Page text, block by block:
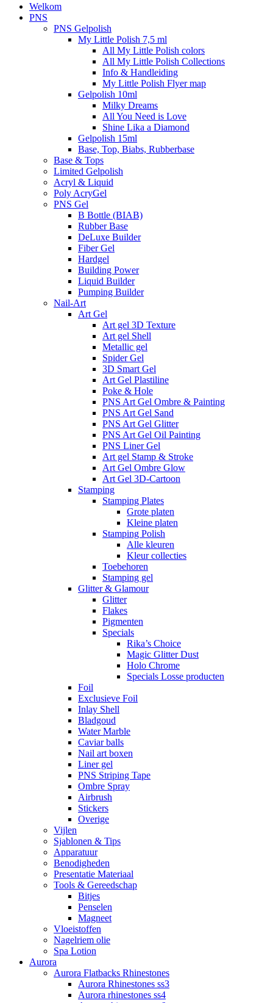
Welkom
PNS
PNS Gelpolish
My Little Polish 7,5 ml
All My Little Polish colors
All My Little Polish Collections
Info & Handleiding
My Little Polish Flyer map
Gelpolish 10ml
Milky Dreams
All You Need is Love
Shine Lika a Diamond
Gelpolish 15ml
Base, Top, Biabs, Rubberbase
Base & Tops
Limited Gelpolish
Acryl & Liquid
Poly AcryGel
PNS Gel
B Bottle (BIAB)
Rubber Base
DeLuxe Builder
Fiber Gel
Hardgel
Building Power
Liquid Builder
Pumping Builder
Nail-Art
Art Gel
Art gel 3D Texture
Art gel Shell
Metallic gel
Spider Gel
3D Smart Gel
Art Gel Plastiline
Poke & Hole
PNS Art Gel Ombre & Painting
PNS Art Gel Sand
PNS Art Gel Glitter
PNS Art Gel Oil Painting
PNS Liner Gel
Art gel Stamp & Stroke
Art Gel Ombre Glow
Art Gel 3D-Cartoon
Stamping
Stamping Plates
Grote platen
Kleine platen
Stamping Polish
Alle kleuren
Kleur collecties
Toebehoren
Stamping gel
Glitter & Glamour
Glitter
Flakes
Pigmenten
Specials
Rika’s Choice
Magic Glitter Dust
Holo Chrome
Specials Losse producten
Foil
Exclusieve Foil
Inlay Shell
Bladgoud
Water Marble
Caviar balls
Nail art boxen
Liner gel
PNS Striping Tape
Ombre Spray
Airbrush
Stickers
Overige
Vijlen
Sjablonen & Tips
Apparatuur
Benodigheden
Presentatie Materiaal
Tools & Gereedschap
Bitjes
Penselen
Magneet
Vloeistoffen
Nagelriem olie
Spa Lotion
Aurora
Aurora Flatbacks Rhinestones
Aurora Rhinestones ss3
Aurora rhinestones ss4